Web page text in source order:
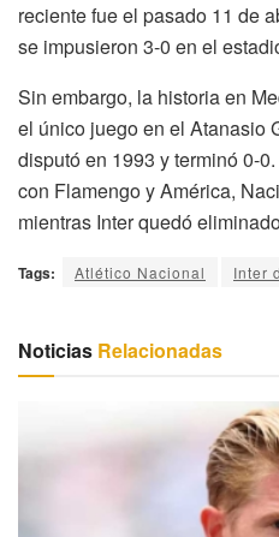
reciente fue el pasado 11 de
se impusieron 3-0 en el
Sin embargo, la historia en
el único juego en el Atanasio
disputó en 1993 y terminó 0-
con Flamengo y América,
mientras Inter quedó
Tags: Atlético Nacional Inter
Noticias Relacionadas